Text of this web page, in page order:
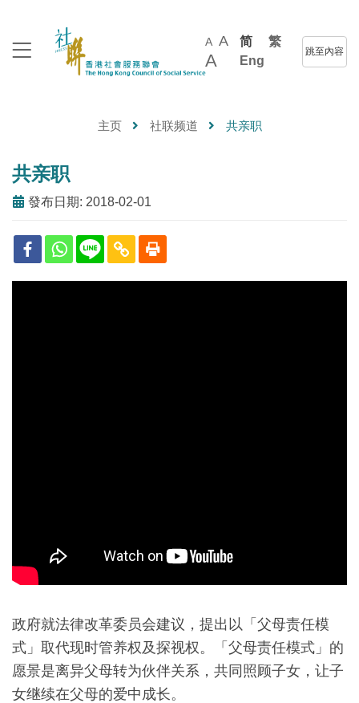
A A
A
简
繁
Eng
跳至內容
主页 社联频道 共亲职
共亲职
發布日期: 2018-02-01
政府就法律改革委员会建议，提出以「父母责任模
式」取代现时管养权及探视权。「父母责任模式」的
愿景是离异父母转为伙伴关系，共同照顾子女，让子
女继续在父母的爱中成长。